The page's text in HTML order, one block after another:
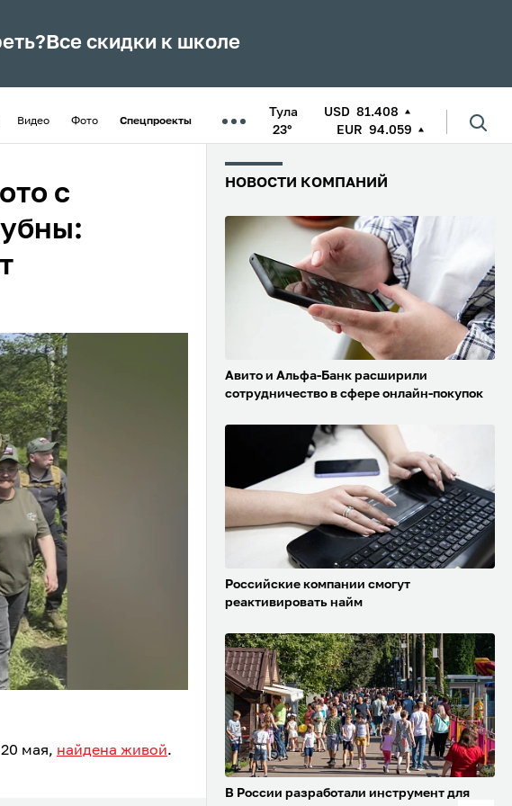
Все скидки к школе
Видео Фото Спецпроекты
Тула
23°
USD 81.408
EUR 94.059
с
мая, найдена живой.
НОВОСТИ КОМПАНИЙ
Авито и Альфа-Банк расширили
сотрудничество в сфере онлайн-покупок
Российские компании смогут
реактивировать найм
В России разработали инструмент для